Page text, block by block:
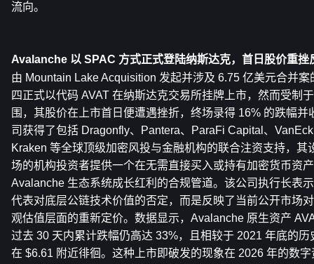
流向。
Avalanche 以 SPAC 方式正式登陆纳斯达克，首日股价重挫
由 Mountain Lake Acquisition 发起并涉及 6.75 亿美元合并
四正式以代码 AVAT 在纳斯达克交易所挂牌上市，然而受制
围，其股价在上市首日便遭遇挫折，终场录得 16% 的跌幅并
司获得了包括 Dragonfly、Pantera、ParaFi Capital、
Kraken 等全球顶级加密风投与金融机构的联合注资支持，其
场的机构投资者提供一个在无需直接买入或持有加密货币资
Avalanche 生态系统成长红利的合规管道。该公司执行长表
代表对底层公链技术价值的否定，而是反映了当前公开市场
观估值层面的重新定价。数据显示，Avalanche 原生资产
过去 30 天内累计跌幅仍高达 33%，且相较于 2021 年底的
在 $6.61 附近徘徊。这种上市即破发的现象在 2026 年的数